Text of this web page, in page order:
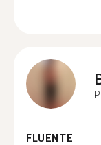
FLUENTE